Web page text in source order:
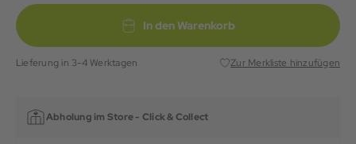
In den Warenkorb
Lieferung in 3-4 Werktagen Zur Merkliste hinzufügen
Abholung im Store - Click & Collect